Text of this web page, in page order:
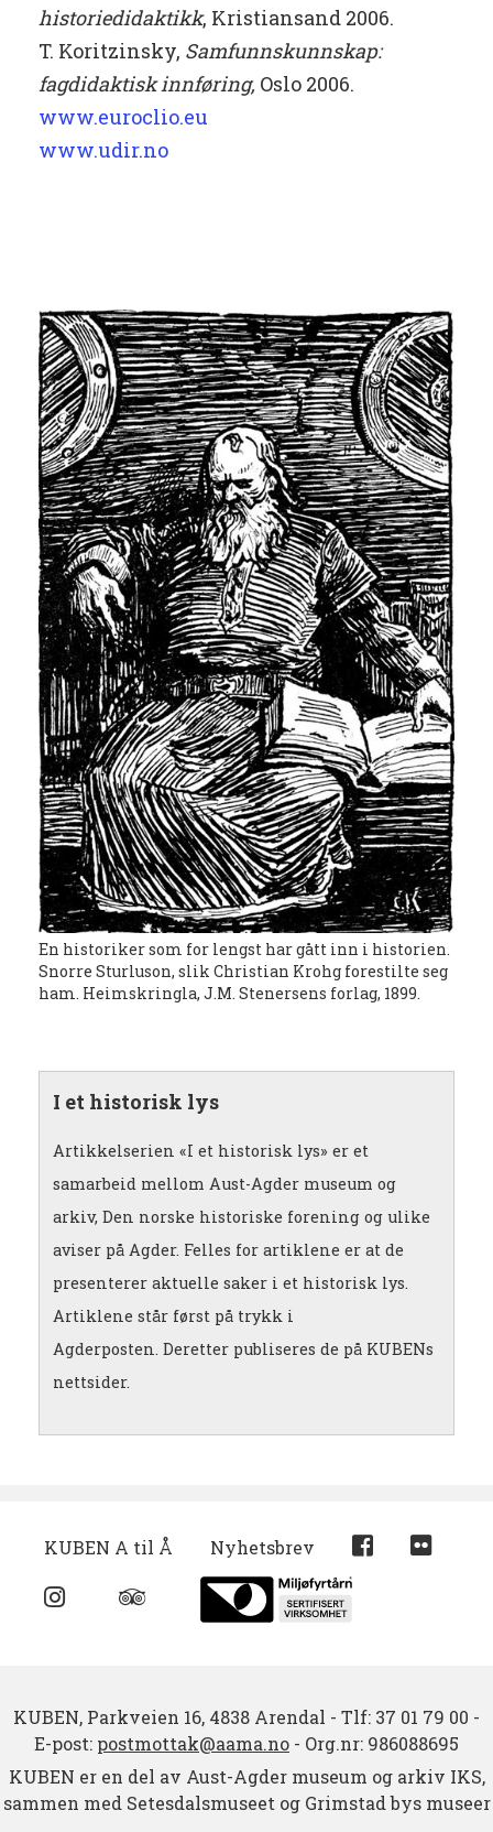
historiedidaktikk, Kristiansand 2006.
T. Koritzinsky, Samfunnskunnskap:
fagdidaktisk innføring, Oslo 2006.
www.euroclio.eu
www.udir.no
En historiker som for lengst har gått inn i historien.
Snorre Sturluson, slik Christian Krohg forestilte seg
ham. Heimskringla, J.M. Stenersens forlag, 1899.
I et historisk lys
Artikkelserien «I et historisk lys» er et
samarbeid mellom Aust-Agder museum og
arkiv, Den norske historiske forening og ulike
aviser på Agder. Felles for artiklene er at de
presenterer aktuelle saker i et historisk lys.
Artiklene står først på trykk i
Agderposten. Deretter publiseres de på KUBENs
nettsider.
KUBEN A til Å Nyhetsbrev
KUBEN, Parkveien 16, 4838 Arendal - Tlf: 37 01 79 00 -
E-post: postmottak@aama.no - Org.nr: 986088695
KUBEN er en del av Aust-Agder museum og arkiv IKS,
sammen med Setesdalsmuseet og Grimstad bys museer